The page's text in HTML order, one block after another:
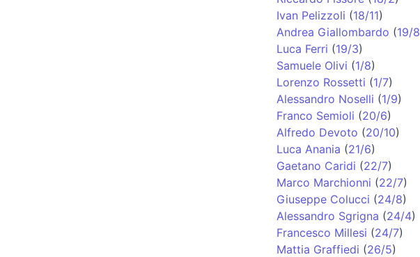
Ivan Pelizzoli (18/11)
Andrea Giallombardo (19/8
Luca Ferri (19/3)
Samuele Olivi (1/8)
Lorenzo Rossetti (1/7)
Alessandro Noselli (1/9)
Franco Semioli (20/6)
Alfredo Devoto (20/10)
Luca Anania (21/6)
Gaetano Caridi (22/7)
Marco Marchionni (22/7)
Giuseppe Colucci (24/8)
Alessandro Sgrigna (24/4)
Francesco Millesi (24/7)
Mattia Graffiedi (26/5)